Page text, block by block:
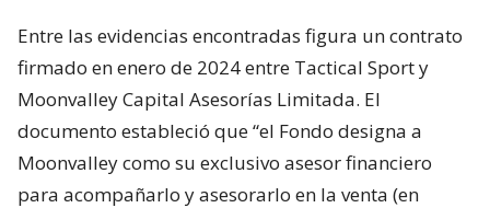
Entre las evidencias encontradas figura un contrato
firmado en enero de 2024 entre Tactical Sport y
Moonvalley Capital Asesorías Limitada. El
documento estableció que “el Fondo designa a
Moonvalley como su exclusivo asesor financiero
para acompañarlo y asesorarlo en la venta (en